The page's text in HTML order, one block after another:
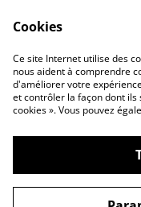
Contactez-
Politique
©2026AFG BAZAR
Cookies
Ce site Internet utilise des
nous aident à comprendre
d'améliorer votre
et contrôler la façon dont ils
cookies ». Vous pouvez